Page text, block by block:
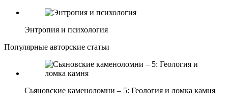
Энтропия и психология
Популярные авторские статьи
Сьяновские каменоломни – 5: Геология и ломка камня